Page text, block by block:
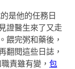
是他的任務日
證醫生來了又走
餵完粥和藥後，
翻閱這些日誌，
責雖有變，包